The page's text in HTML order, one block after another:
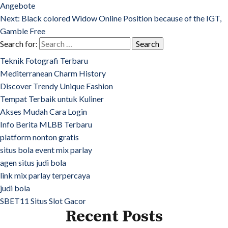
Angebote
Next: Black colored Widow Online Position because of the IGT,
Gamble Free
Search for:
Teknik Fotografi Terbaru
Mediterranean Charm History
Discover Trendy Unique Fashion
Tempat Terbaik untuk Kuliner
Akses Mudah Cara Login
Info Berita MLBB Terbaru
platform nonton gratis
situs bola event mix parlay
agen situs judi bola
link mix parlay terpercaya
judi bola
SBET11 Situs Slot Gacor
Recent Posts